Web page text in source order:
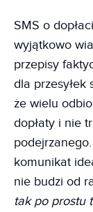
SMS o
wyjątkowo
przepisy
dla przesyłek
że wielu
dopłaty i nie
komunikat
nie budzi od
tak po prostu